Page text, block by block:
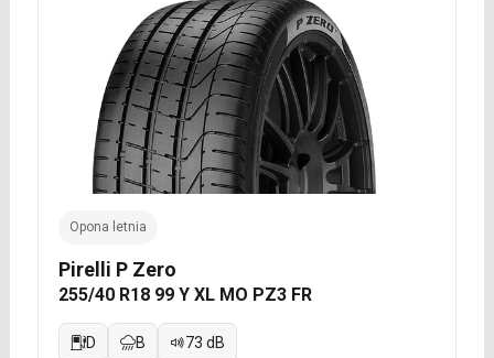
Opona letnia
Pirelli P Zero
255/40 R18 99 Y XL MO PZ3 FR
D B 73 dB